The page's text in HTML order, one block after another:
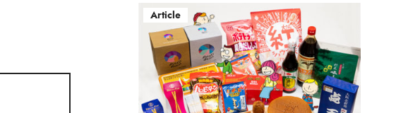
o
Article